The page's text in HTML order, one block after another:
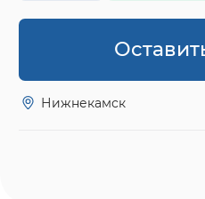
Нижнекамск